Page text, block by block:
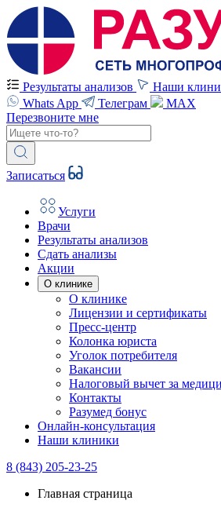
Результаты анализов Наши
Whats App
Телеграм
MAX
Перезвоните мне
Записаться
Услуги
Врачи
Результаты анализов
Сдать анализы
Акции
О клинике
О клинике
Лицензии и сертификаты
Пресс-центр
Колонка юриста
Уголок потребителя
Вакансии
Налоговый вычет за
Контакты
Разумед бонус
Онлайн-консультация
Наши клиники
8 (843) 205-23-25
Главная страница